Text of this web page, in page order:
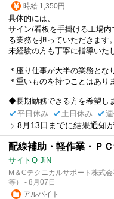
時給 1,350円
具体的には、
サイン/看板を手掛ける工場
る業務を担っていただきます。
未経験の方も丁寧に指導いた
＊座り仕事が大半の業務とな
＊重いものを持つことはあり
◆長期勤務できる方を希望し
平日休み
土日休み
8月13日までに結果通知
配線補助・軽作業・Ｐ
サイトQ-JiN
M＆Cテクニカルサポート株式
等） - 8月07日
アルバイト